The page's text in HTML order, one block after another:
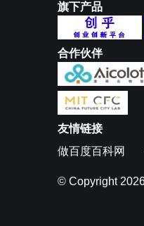
旗下产品
合作伙伴
友情链接
做百度百科网
© Copyright